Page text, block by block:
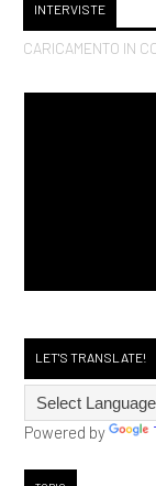
INTERVISTE
CARICAMENTO IN
LET'S TRANSLATE!
Powered by